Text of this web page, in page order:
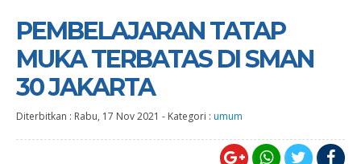
PEMBELAJARAN TATAP
MUKA TERBATAS DI SMAN
30 JAKARTA
Diterbitkan : Rabu, 17 Nov 2021 - Kategori : umum